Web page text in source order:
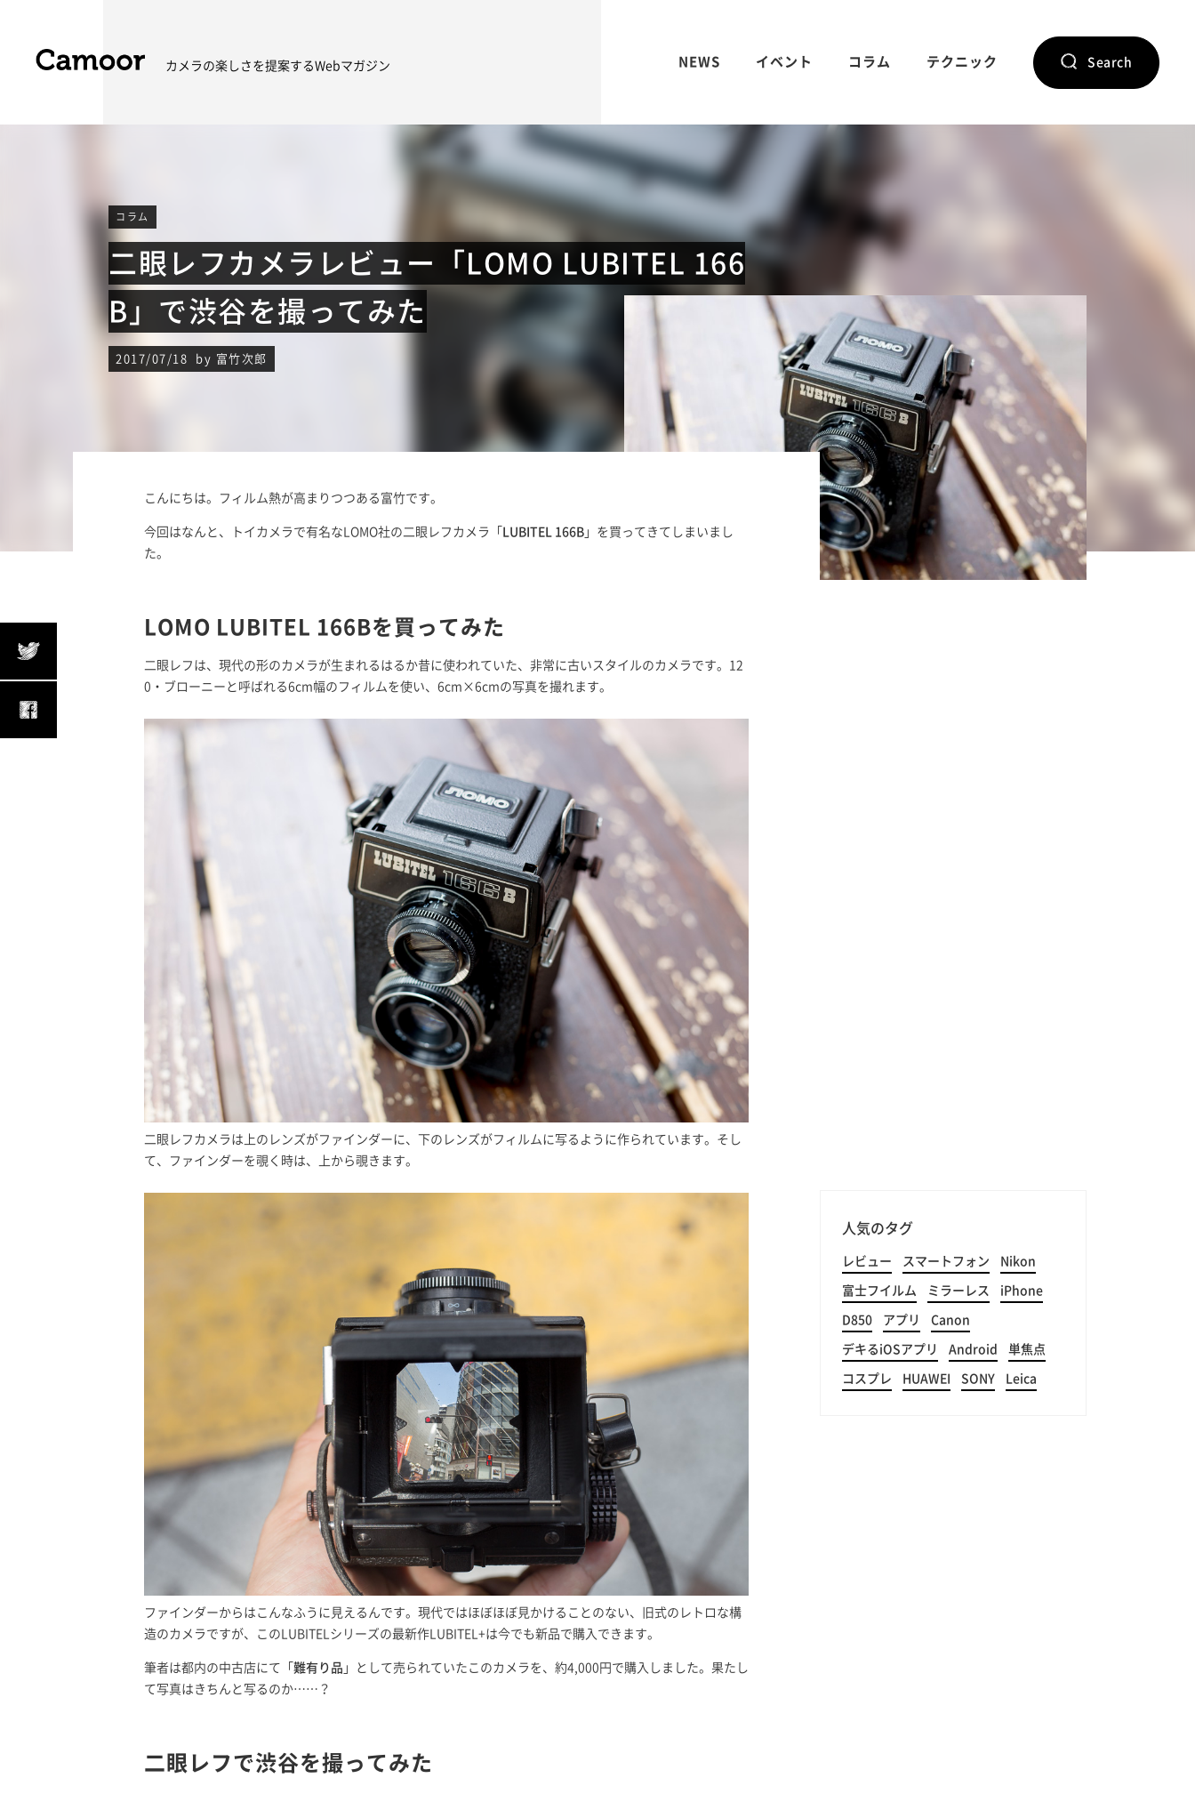
カメラの楽しさを提案するWebマガジン NEWS イベント コラム テクニック Search
コラム
二眼レフカメラレビュー「LOMO LUBITEL 166
B」で渋谷を撮ってみた
2017/07/18 by 富竹次郎
こんにちは。フィルム熱が高まりつつある富竹です。
今回はなんと、トイカメラで有名なLOMO社の二眼レフカメラ「 LUBITEL 166B 」を買ってきてしまいまし
た。
LOMO LUBITEL 166Bを買ってみた
二眼レフは、現代の形のカメラが生まれるはるか昔に使われていた、非常に古いスタイルのカメラです。12
0・ブローニーと呼ばれる6cm幅のフィルムを使い、6cm×6cmの写真を撮れます。
二眼レフカメラは上のレンズがファインダーに、下のレンズがフィルムに写るように作られています。そし
て、ファインダーを覗く時は、上から覗きます。
ファインダーからはこんなふうに見えるんです。現代ではほぼほぼ見かけることのない、旧式のレトロな構
造のカメラですが、このLUBITELシリーズの最新作LUBITEL+は今でも新品で購入できます。
筆者は都内の中古店にて「 難有り品 」として売られていたこのカメラを、約4,000円で購入しました。果たし
て写真はきちんと写るのか……？
二眼レフで渋谷を撮ってみた
人気のタグ
レビュー スマートフォン Nikon
富士フイルム ミラーレス iPhone
D850 アプリ Canon
デキるiOSアプリ Android 単焦点
コスプレ HUAWEI SONY Leica